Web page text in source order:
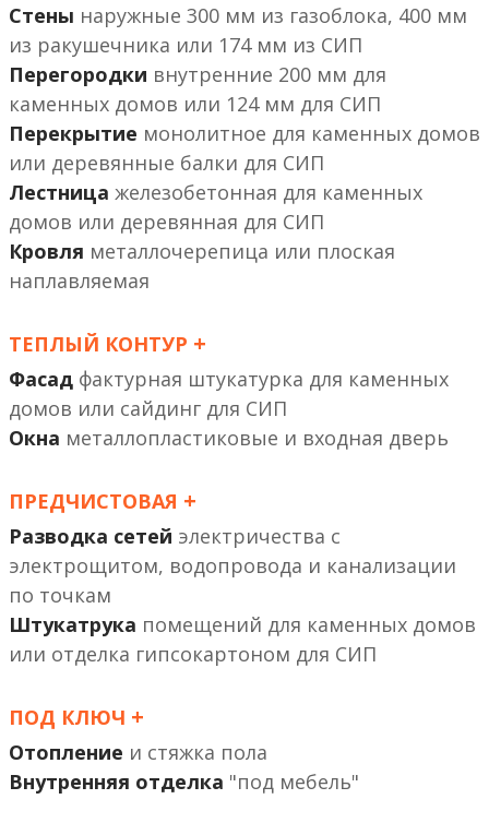
Стены наружные 300 мм из газоблока, 400 мм
из ракушечника или 174 мм из СИП
Перегородки внутренние 200 мм
или 124 мм
Перекрытие монолитное
или деревянные балки
Лестница железобетонная
или деревянная
Кровля металлочерепица или плоская
наплавляемая
ТЕПЛЫЙ КОНТУР +
Фасад фактурная штукатурка
или сайдинг
Окна металлопластиковые и входная дверь
ПРЕДЧИСТОВАЯ +
Разводка сетей электричества с
электрощитом, водопровода и канализации
по точкам
Штукатрука помещений
или отделка гипсокартоном
ПОД КЛЮЧ +
Отопление и стяжка пола
Внутренняя отделка "под мебель"